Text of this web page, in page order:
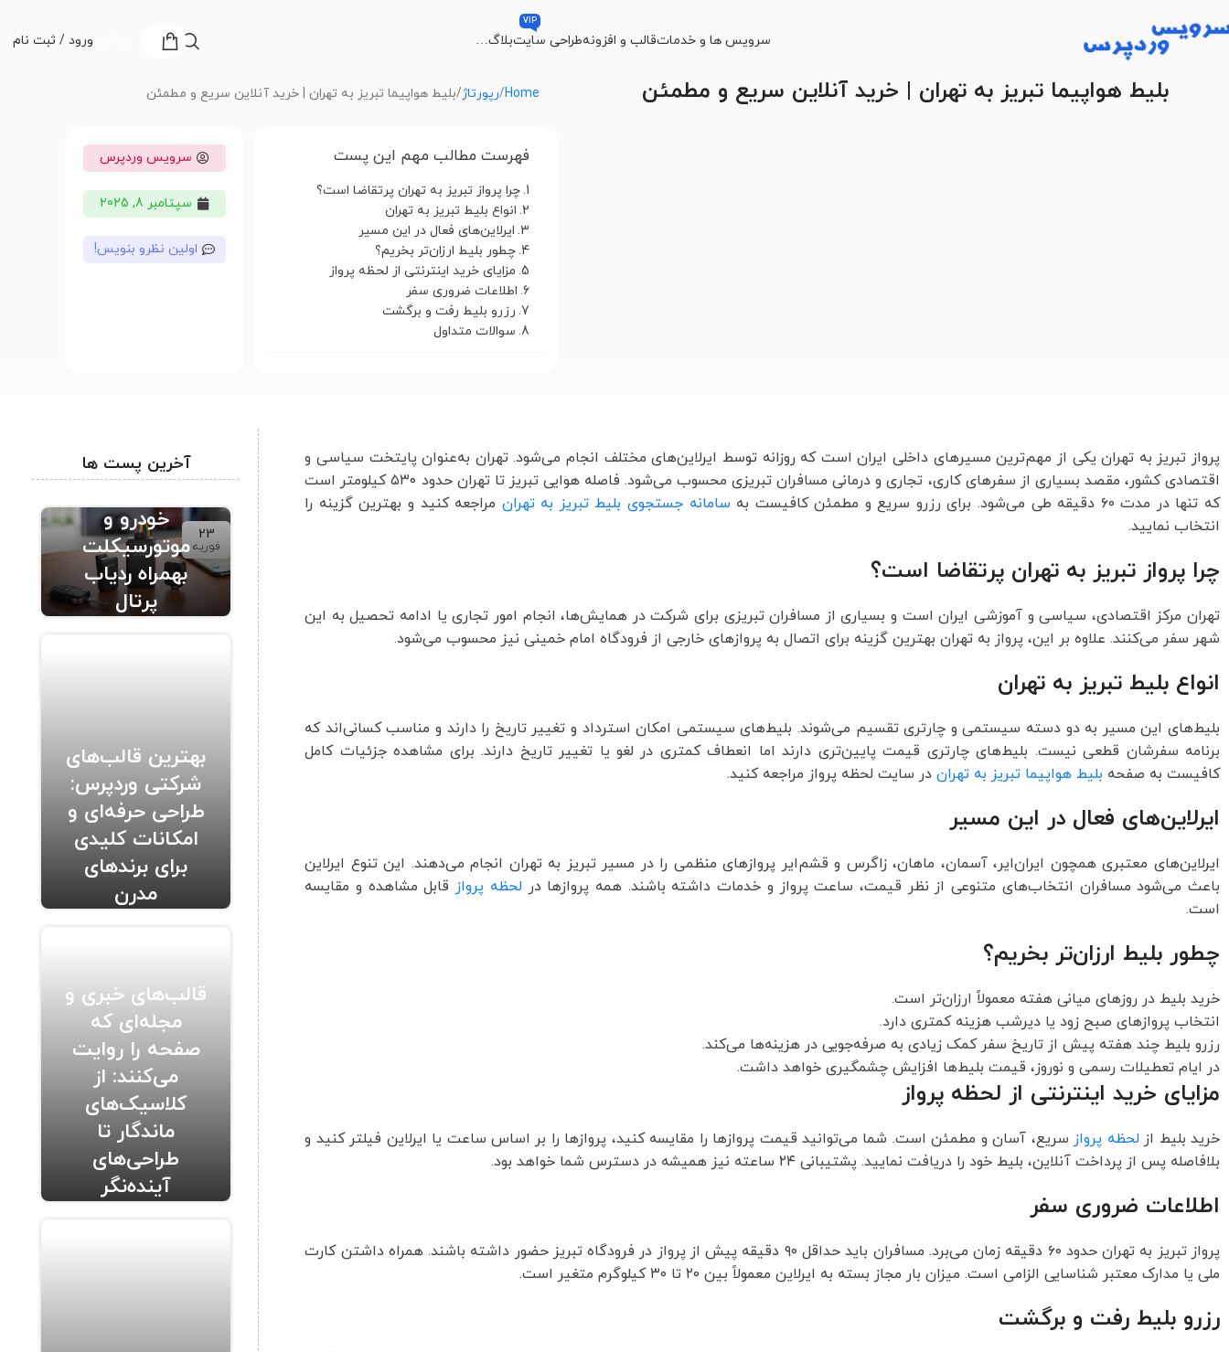
سرویس ها و خدماتقالب و افزونهطراحی سایت
VIP
بلاگ… ورود / ثبت نام
بلیط هواپیما تبریز به تهران | خرید آنلاین سریع و مطمئن Home رپورتاژ بلیط هواپیما تبریز به تهران | خرید آنلاین سریع و مطمئن
فهرست مطالب مهم این پست
چرا پرواز تبریز به تهران پرتقاضا است؟
انواع بلیط تبریز به تهران
ایرلاین‌های فعال در این مسیر
چطور بلیط ارزان‌تر بخریم؟
مزایای خرید اینترنتی از لحظه پرواز
اطلاعات ضروری سفر
رزرو بلیط رفت و برگشت
سوالات متداول
سرویس وردپرس
سپتامبر 8, 2025
اولین نظرو بنویس!
پرواز تبریز به تهران یکی از مهم‌ترین مسیرهای داخلی ایران است که روزانه توسط ایرلاین‌های مختلف انجام می‌شود. تهران به‌عنوان پایتخت سیاسی و
اقتصادی کشور، مقصد بسیاری از سفرهای کاری، تجاری و درمانی مسافران تبریزی محسوب می‌شود. فاصله هوایی تبریز تا تهران حدود ۵۳۰ کیلومتر است
که تنها در مدت ۶۰ دقیقه طی می‌شود. برای رزرو سریع و مطمئن کافیست به
سامانه جستجوی بلیط تبریز به تهران مراجعه کنید و بهترین گزینه را
انتخاب نمایید.
چرا پرواز تبریز به تهران پرتقاضا است؟
تهران مرکز اقتصادی، سیاسی و آموزشی ایران است و بسیاری از مسافران تبریزی برای شرکت در همایش‌ها، انجام امور تجاری یا ادامه تحصیل به این
شهر سفر می‌کنند. علاوه بر این، پرواز به تهران بهترین گزینه برای اتصال به پروازهای خارجی از فرودگاه امام خمینی نیز محسوب می‌شود.
انواع بلیط تبریز به تهران
بلیط‌های این مسیر به دو دسته سیستمی و چارتری تقسیم می‌شوند. بلیط‌های سیستمی امکان استرداد و تغییر تاریخ را دارند و مناسب کسانی‌اند که
برنامه سفرشان قطعی نیست. بلیط‌های چارتری قیمت پایین‌تری دارند اما انعطاف کمتری در لغو یا تغییر تاریخ دارند. برای مشاهده جزئیات کامل
کافیست به صفحه بلیط هواپیما تبریز به تهران در سایت لحظه پرواز مراجعه کنید.
ایرلاین‌های فعال در این مسیر
ایرلاین‌های معتبری همچون ایران‌ایر، آسمان، ماهان، زاگرس و قشم‌ایر پروازهای منظمی را در مسیر تبریز به تهران انجام می‌دهند. این تنوع ایرلاین
باعث می‌شود مسافران انتخاب‌های متنوعی از نظر قیمت، ساعت پرواز و خدمات داشته باشند. همه پروازها در لحظه پرواز قابل مشاهده و مقایسه
است.
چطور بلیط ارزان‌تر بخریم؟
خرید بلیط در روزهای میانی هفته معمولاً ارزان‌تر است.
انتخاب پروازهای صبح زود یا دیرشب هزینه کمتری دارد.
رزرو بلیط چند هفته پیش از تاریخ سفر کمک زیادی به صرفه‌جویی در هزینه‌ها می‌کند.
در ایام تعطیلات رسمی و نوروز، قیمت بلیط‌ها افزایش چشمگیری خواهد داشت.
مزایای خرید اینترنتی از لحظه پرواز
خرید بلیط از لحظه پرواز سریع، آسان و مطمئن است. شما می‌توانید قیمت پروازها را مقایسه کنید، پروازها را بر اساس ساعت یا ایرلاین فیلتر کنید و
بلافاصله پس از پرداخت آنلاین، بلیط خود را دریافت نمایید. پشتیبانی ۲۴ ساعته نیز همیشه در دسترس شما خواهد بود.
اطلاعات ضروری سفر
پرواز تبریز به تهران حدود ۶۰ دقیقه زمان می‌برد. مسافران باید حداقل ۹۰ دقیقه پیش از پرواز در فرودگاه تبریز حضور داشته باشند. همراه داشتن کارت
ملی یا مدارک معتبر شناسایی الزامی است. میزان بار مجاز بسته به ایرلاین معمولاً بین ۲۰ تا ۳۰ کیلوگرم متغیر است.
رزرو بلیط رفت و برگشت
آخرین پست ها
23
فوریه
خودرو و
موتورسیکلت
بهمراه ردیاب
پرتال
بهترین قالب‌های
شرکتی وردپرس:
طراحی حرفه‌ای و
امکانات کلیدی
برای برندهای
مدرن
قالب‌های خبری و
مجله‌ای که
صفحه را روایت
می‌کنند: از
کلاسیک‌های
ماندگار تا
طراحی‌های
آینده‌نگر